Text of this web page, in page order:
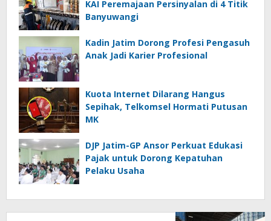
KAI Peremajaan Persinyalan di 4 Titik
Banyuwangi
Kadin Jatim Dorong Profesi Pengasuh
Anak Jadi Karier Profesional
Kuota Internet Dilarang Hangus
Sepihak, Telkomsel Hormati Putusan
MK
DJP Jatim-GP Ansor Perkuat Edukasi
Pajak untuk Dorong Kepatuhan
Pelaku Usaha